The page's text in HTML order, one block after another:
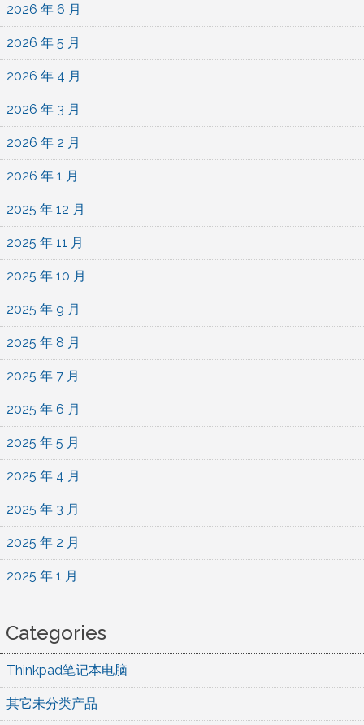
2026 年 6 月
2026 年 5 月
2026 年 4 月
2026 年 3 月
2026 年 2 月
2026 年 1 月
2025 年 12 月
2025 年 11 月
2025 年 10 月
2025 年 9 月
2025 年 8 月
2025 年 7 月
2025 年 6 月
2025 年 5 月
2025 年 4 月
2025 年 3 月
2025 年 2 月
2025 年 1 月
Categories
Thinkpad笔记本电脑
其它未分类产品